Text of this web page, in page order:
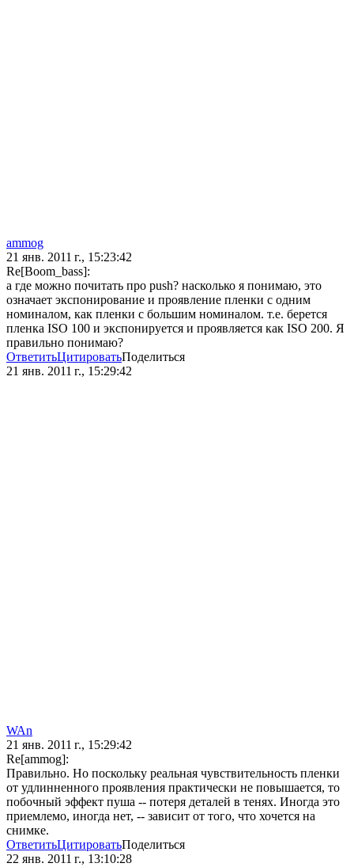
ammog
21 янв. 2011 г., 15:23:42
Re[Boom_bass]:
а где можно почитать про push? насколько я понимаю, это
означает экспонирование и проявление пленки с одним
номиналом, как пленки с большим номиналом. т.е. берется
пленка ISO 100 и экспонируется и проявляется как ISO 200. Я
правильно понимаю?
ОтветитьЦитироватьПоделиться
21 янв. 2011 г., 15:29:42
WAn
21 янв. 2011 г., 15:29:42
Re[ammog]:
Правильно. Но поскольку реальная чувствительность пленки
от удлинненного проявления практически не повышается, то
побочный эффект пуша -- потеря деталей в тенях. Иногда это
приемлемо, иногда нет, -- зависит от того, что хочется на
снимке.
ОтветитьЦитироватьПоделиться
22 янв. 2011 г., 13:10:28